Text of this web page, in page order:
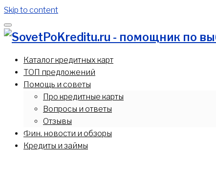
Skip to content
Каталог кредитных карт
ТОП предложений
Помощь и советы
Про кредитные карты
Вопросы и ответы
Отзывы
Фин. новости и обзоры
Кредиты и займы